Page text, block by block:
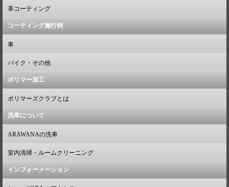
革コーティング
コーティング施行例
車
バイク・その他
ポリマー加工
ポリマーズクラブとは
洗車について
ARAWANAの洗車
室内清掃・ルームクリーニング
インフォーメーション